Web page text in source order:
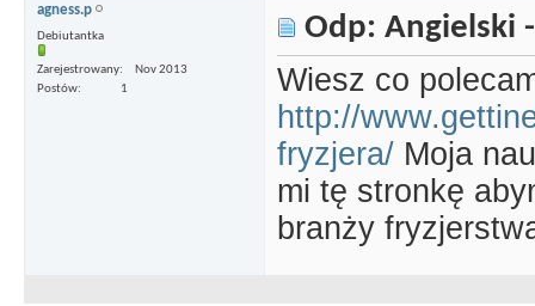
agness.p
Debiutantka
Zarejestrowany
Nov 2013
Postów
1
Odp: Angielski
Wiesz co
http://
fryzjera/ Moja
mi tę stronkę
branży